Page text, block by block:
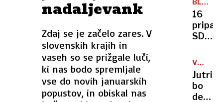
nadaljevank
Zdaj se je začelo zares. V
slovenskih krajih in
vaseh so se prižgale luči,
ki nas bodo spremljale
vse do novih januarskih
popustov, in obiskal nas
leta
pomen
upanja
BLIŽNJI
VZHOD
16
SDF
ubitih
v
na
Jutri
bo
delno